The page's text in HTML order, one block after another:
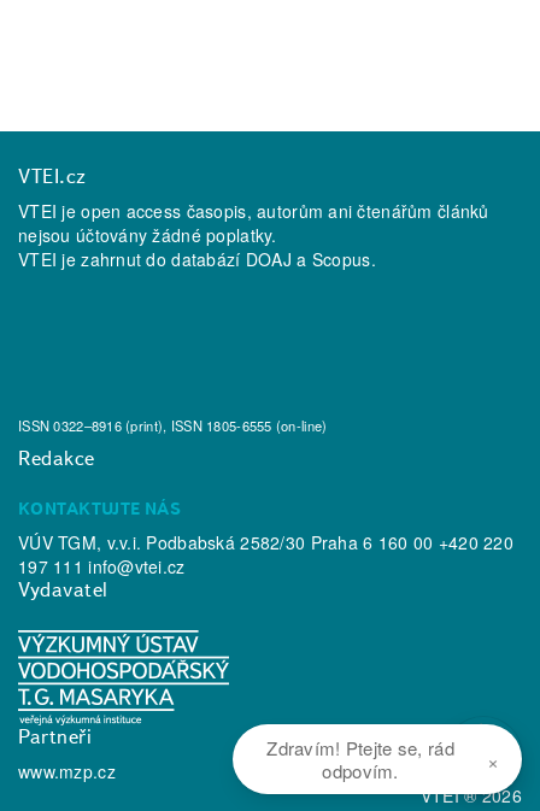
VTEI.cz
VTEI je open access časopis, autorům ani čtenářům článků
nejsou účtovány žádné poplatky.
VTEI je zahrnut do databází DOAJ a Scopus.
ISSN 0322–8916 (print), ISSN 1805-6555 (on-line)
Redakce
KONTAKTUJTE NÁS
VÚV TGM, v.v.i. Podbabská 2582/30 Praha 6 160 00 +420 220
197 111info@vtei.cz
Vydavatel
Partneři
www.mzp.cz
VTEI ® 2026
Zdravím! Ptejte se, rád
odpovím.
×